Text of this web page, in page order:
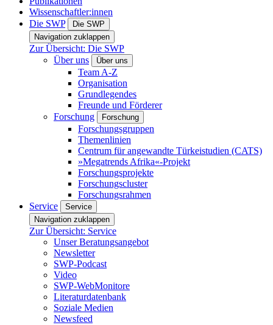
Wissenschaftler:innen
Die SWP
Die SWP
Navigation zuklappen
Zur Übersicht: Die SWP
Über uns
Über uns
Team A-Z
Organisation
Grundlegendes
Freunde und Förderer
Forschung
Forschung
Forschungsgruppen
Themenlinien
Centrum für angewandte Türkeistudien (CATS)
»Megatrends Afrika«-Projekt
Forschungsprojekte
Forschungscluster
Forschungsrahmen
Service
Service
Navigation zuklappen
Zur Übersicht: Service
Unser Beratungsangebot
Newsletter
SWP-Podcast
Video
SWP-WebMonitore
Literaturdatenbank
Soziale Medien
Newsfeed